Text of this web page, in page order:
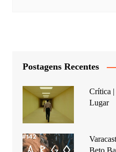
Postagens Recentes
Crítica
Lugar
Beto